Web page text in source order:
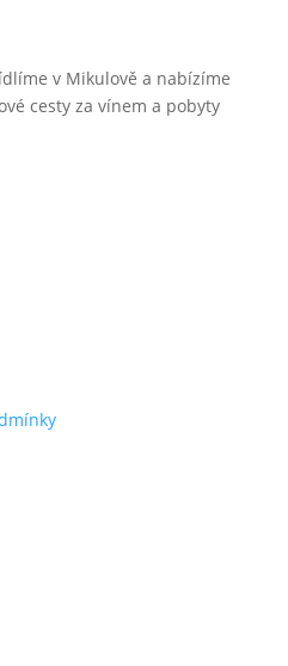
v Mikulově a nabízíme
cesty za vínem a pobyty